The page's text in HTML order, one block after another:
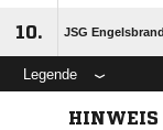
10. JSG
Legende
HINWEIS